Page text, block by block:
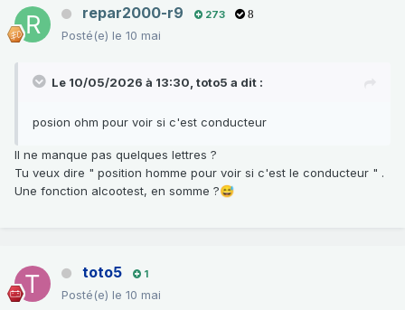
repar2000-r9 273 8
Posté(e) le 10 mai
Le 10/05/2026 à 13:30, toto5 a dit :
posion ohm pour voir si c'est conducteur
Il ne manque pas quelques lettres ?
Tu veux dire " position homme pour voir si c'est le conducteur " .
Une fonction alcootest, en somme ?😅
toto5 1
Posté(e) le 10 mai